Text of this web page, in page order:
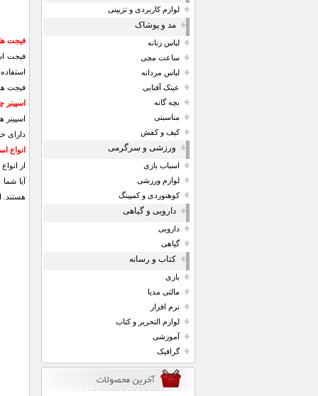
لوازم کاربردی و تزیینی
مد و پوشاک
لباس زنانه
ساعت مچی
لباس مردانه
عینک آفتابی
بچه گانه
مناسبتی
کیف و کفش
ورزشی و سرگرمی
اسباب بازی
لوازم ورزشی
کوهنوردی و کمپینگ
دارویی و گیاهی
دارویی
گیاهی
کتاب و رسانه
بازی
مالتی مدیا
نرم افزار
لوازم التحریر و کتاب
آموزشی
گرافیک
فیجت
فیجت
فیجت
اسپینر
دارای
انواع
از
آیا
هستند.